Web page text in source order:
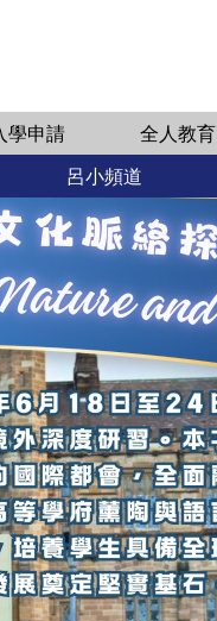
學申請 全人教育
呂小頻道